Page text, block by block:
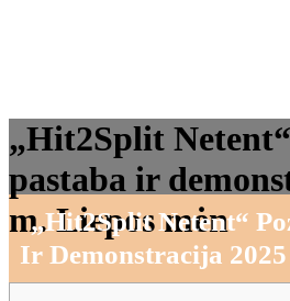
„Hit2Split
pastaba ir
m. Liepos mėn
„Hit2Split Netent“
Ir Demonstracija